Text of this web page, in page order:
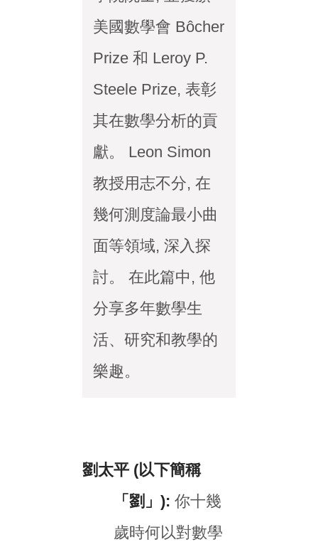
美國數學會 Bôcher
Prize 和 Leroy P.
Steele Prize, 表彰
其在數學分析的貢
獻。 Leon Simon
教授用志不分, 在
幾何測度論最小曲
面等領域, 深入探
討。 在此篇中, 他
分享多年數學生
活、研究和教學的
樂趣。
劉太平 (以下簡稱
「劉」): 你十幾
歲時何以對數學